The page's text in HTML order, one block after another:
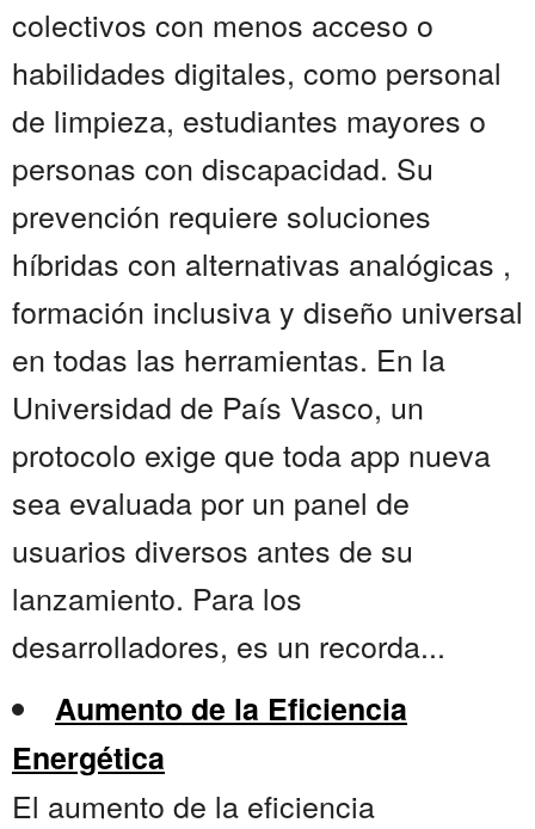
colectivos con menos acceso o
habilidades digitales, como personal
de limpieza, estudiantes mayores o
personas con discapacidad. Su
prevención requiere soluciones
híbridas con alternativas analógicas ,
formación inclusiva y diseño universal
en todas las herramientas. En la
Universidad de País Vasco, un
protocolo exige que toda app nueva
sea evaluada por un panel de
usuarios diversos antes de su
lanzamiento. Para los
desarrolladores, es un recorda...
Aumento de la Eficiencia
Energética
El aumento de la eficiencia